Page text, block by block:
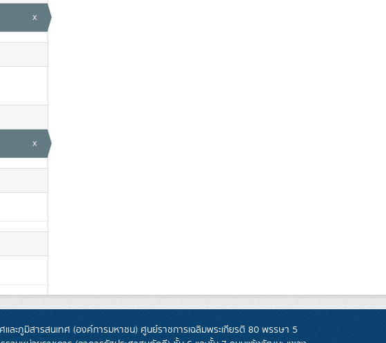
x
x
ละภูมิสารสนเทศ (องค์การมหาชน) ศูนย์ราชการเฉลิมพระเกียรติ 80 พรรษา 5